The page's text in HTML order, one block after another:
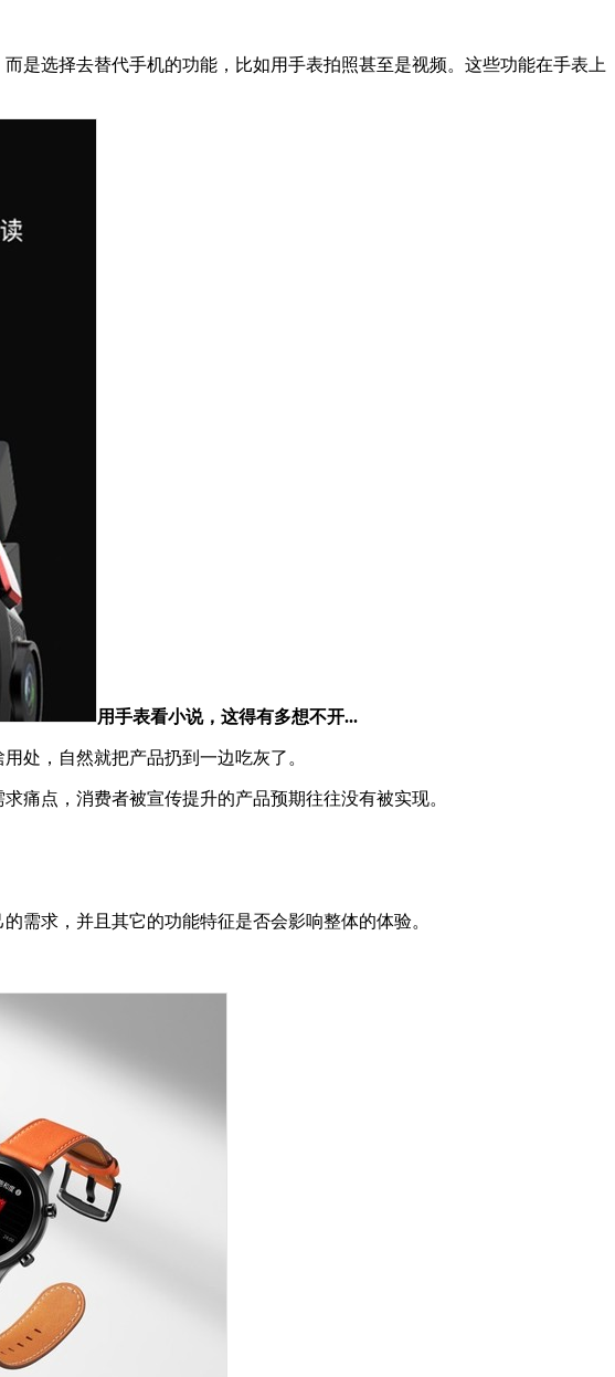
是选择去替代手机的功能，比如用手表拍照甚至是视频。这些功能在手表上
用手表看小说，这得有多想不开...
处，自然就把产品扔到一边吃灰了。
痛点，消费者被宣传提升的产品预期往往没有被实现。
需求，并且其它的功能特征是否会影响整体的体验。